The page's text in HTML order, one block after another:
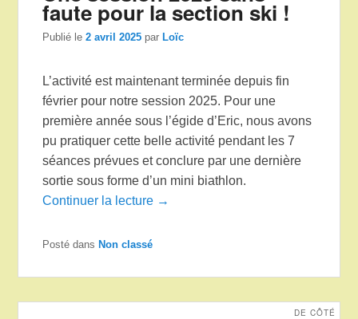
faute pour la section ski !
Publié le2 avril 2025 par Loïc
L’activité est maintenant terminée depuis fin
février pour notre session 2025. Pour une
première année sous l’égide d’Eric, nous avons
pu pratiquer cette belle activité pendant les 7
séances prévues et conclure par une dernière
sortie sous forme d’un mini biathlon.
Continuer la lecture →
Posté dans Non classé
DE CÔTÉ